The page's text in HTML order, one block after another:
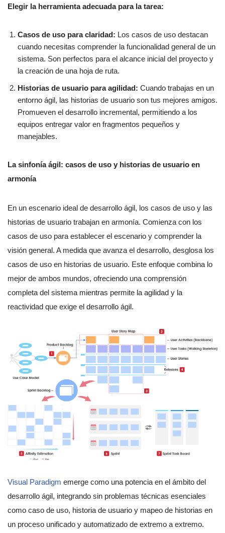
Elegir la herramienta adecuada para la tarea:
Casos de uso para claridad: Los casos de uso destacan
cuando necesitas comprender la funcionalidad general de un
sistema. Son perfectos para el alcance inicial del proyecto y
la creación de una hoja de ruta.
Historias de usuario para agilidad: Cuando trabajas en un
entorno ágil, las historias de usuario son tus mejores amigos.
Promueven el desarrollo incremental, permitiendo a los
equipos entregar valor en fragmentos pequeños y
manejables.
La sinfonía ágil: casos de uso y historias de usuario en
armonía
En un escenario ideal de desarrollo ágil, los casos de uso y las
historias de usuario trabajan en armonía. Comienza con los
casos de uso para establecer el escenario y comprender la
visión general. A medida que avanza el desarrollo, desglosa los
casos de uso en historias de usuario. Este enfoque combina lo
mejor de ambos mundos, ofreciendo una comprensión
completa del sistema mientras permite la agilidad y la
reactividad que exige el desarrollo ágil.
Visual Paradigm emerge como una potencia en el ámbito del
desarrollo ágil, integrando sin problemas técnicas esenciales
como caso de uso, historia de usuario y mapeo de historias en
un proceso unificado y automatizado de extremo a extremo.